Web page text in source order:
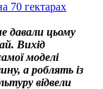
70 гектарах
давали цьому
Вихід
моделі
а роблять із
відвели